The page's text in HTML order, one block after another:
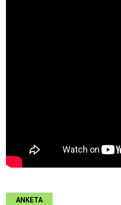
ANKETA